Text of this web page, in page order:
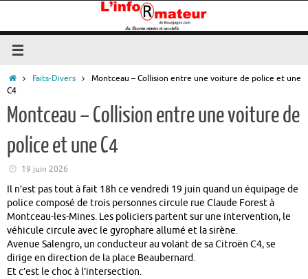
contenu
AccueilFaits-Divers
Montceau – Collision entre une voiture de police et une
C4
Montceau – Collision entre une voiture de
police et une C4
19 juin 2026
Il n’est pas tout à fait 18h ce vendredi 19 juin quand un équipage de
police composé de trois personnes circule rue Claude Forest à
Montceau-les-Mines. Les policiers partent sur une intervention, le
véhicule circule avec le gyrophare allumé et la sirène.
Avenue Salengro, un conducteur au volant de sa Citroën C4, se
dirige en direction de la place Beaubernard.
Et c’est le choc à l’intersection.